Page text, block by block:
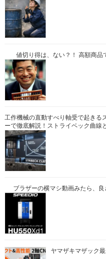
値切り得は、ない？！ 高額商品
工作機械の直動すべり軸受で起きる
ーで徹底解説！ストライベック曲線
ブラザーの横マシ動画みたら、
ヤマザキマザック